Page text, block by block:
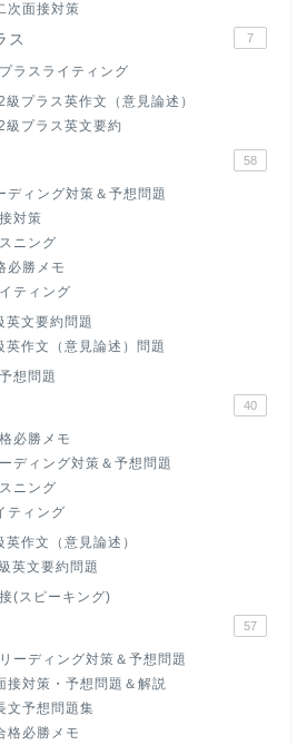
次面接対策
ス 7
ラスライティング
級プラス英作文（意見論述）
級プラス英文要約
58
ディング対策＆予想問題
対策
ニング
必勝メモ
ティング
英文要約問題
英作文（意見論述）問題
想問題
40
必勝メモ
ディング対策＆予想問題
ニング
ティング
英作文（意見論述）
英文要約問題
(スピーキング)
57
ーディング対策＆予想問題
接対策・予想問題＆解説
文予想問題集
格必勝メモ